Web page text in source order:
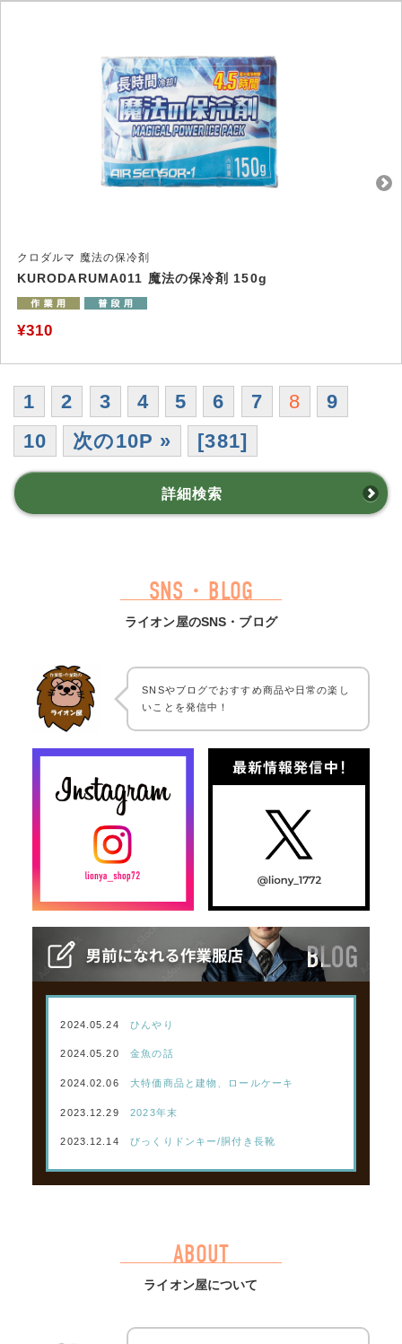
クロダルマ 魔法の保冷剤
KURODARUMA011 魔法の保冷剤 150g
¥310
1 2 3 4 5 6 7 8
9
10
次の10P » [381]
詳細検索
SNS・BLOG
ライオン屋のSNS・ブログ
SNSやブログでおすすめ商品や日常の楽し
いことを発信中！
2024.05.24 ひんやり
2024.05.20 金魚の話
2024.02.06 大特価商品と建物、ロールケーキ
2023.12.29 2023年末
2023.12.14 びっくりドンキー/胴付き長靴
ABOUT
ライオン屋について